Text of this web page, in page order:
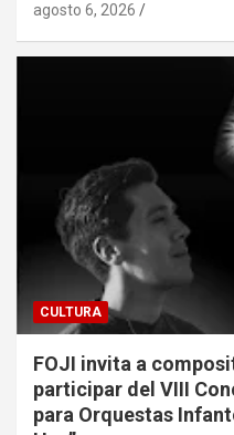
agosto 6, 2026
CULTURA
FOJI invita a
participar del VIII
para Orquestas